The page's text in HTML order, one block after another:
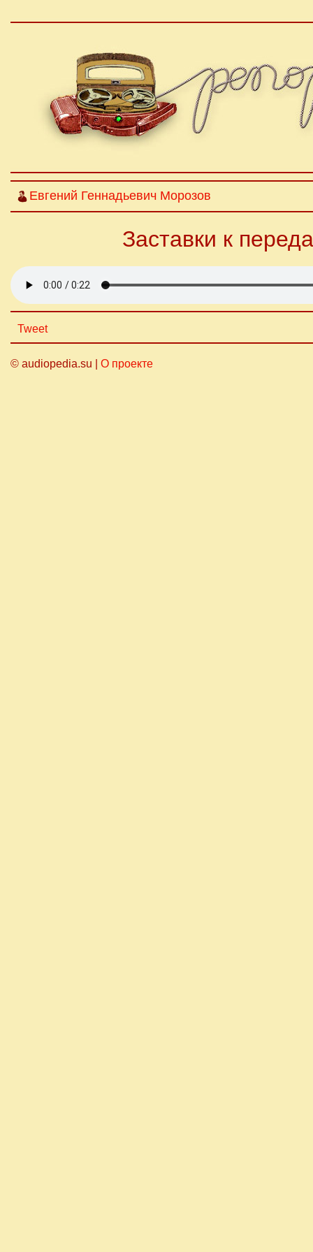
Евгений Геннадьевич Морозов
Заставки к
Tweet
© audiopedia.su | О проекте